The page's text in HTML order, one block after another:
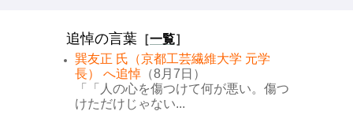
追悼の言葉 ［一覧］
巽友正 氏（京都工芸繊維大学 元学
長） へ追悼 （8月7日）
「「人の心を傷つけて何が悪い。傷つ
けただけじゃない...